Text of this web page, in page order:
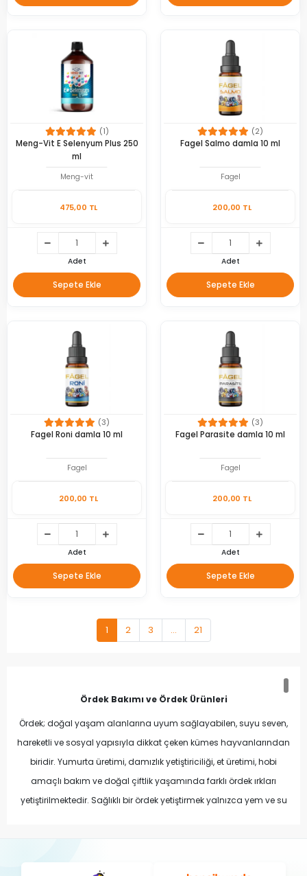
(1)
Meng-Vit E Selenyum Plus 250
ml
Meng-vit
475,00 TL
Adet
Sepete Ekle
(2)
Fagel Salmo damla 10 ml
Fagel
200,00 TL
Adet
Sepete Ekle
(3)
Fagel Roni damla 10 ml
Fagel
200,00 TL
Adet
Sepete Ekle
(3)
Fagel Parasite damla 10 ml
Fagel
200,00 TL
Adet
Sepete Ekle
1 2 3 ... 21
Ördek Bakımı ve Ördek Ürünleri
Ördek; doğal yaşam alanlarına uyum sağlayabilen, suyu seven,
hareketli ve sosyal yapısıyla dikkat çeken kümes hayvanlarından
biridir. Yumurta üretimi, damızlık yetiştiriciliği, et üretimi, hobi
amaçlı bakım ve doğal çiftlik yaşamında farklı ördek ırkları
yetiştirilmektedir. Sağlıklı bir ördek yetiştirmek yalnızca yem ve su